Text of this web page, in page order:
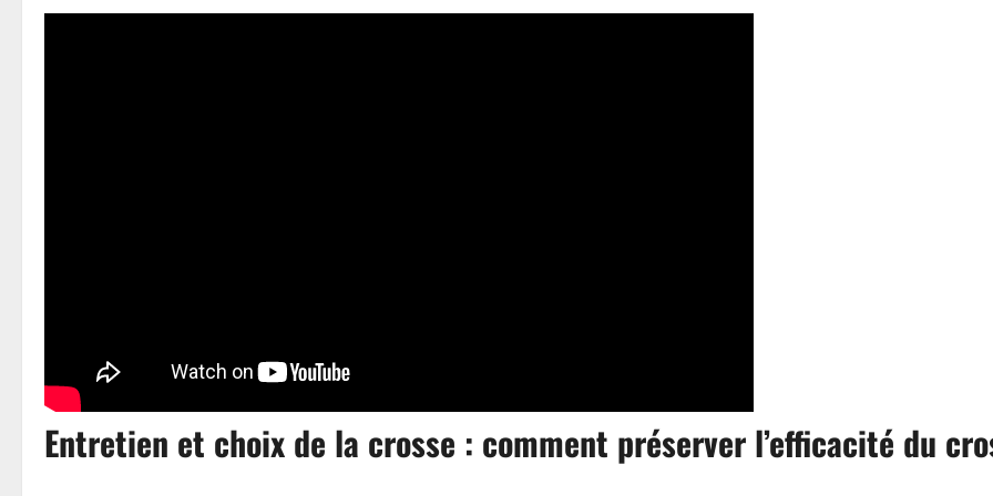
Entretien et choix de la crosse : comment préserver l’efficacité du